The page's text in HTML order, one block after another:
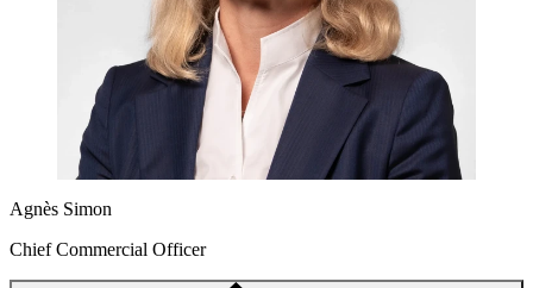
Agnès Simon
Chief Commercial Officer